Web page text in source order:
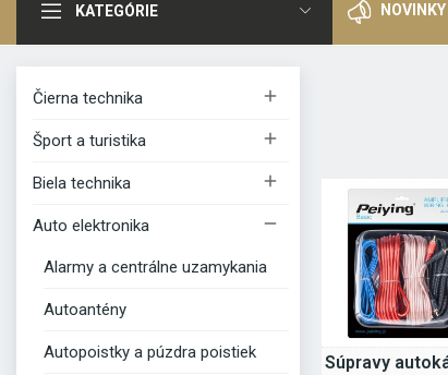
KATEGÓRIE NOVINKY
Čierna technika 
Šport a turistika 
Biela technika 
Auto elektronika 
Alarmy a centrálne uzamykania
Autoantény
Autopoistky a púzdra poistiek
Súpravy